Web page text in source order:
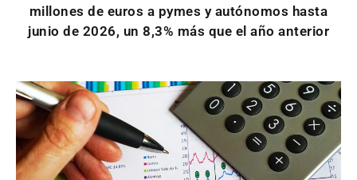
millones de euros a pymes y autónomos hasta
junio de 2026, un 8,3% más que el año anterior